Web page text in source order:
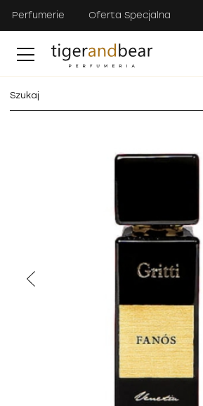
Perfumerie Oferta Specjalna